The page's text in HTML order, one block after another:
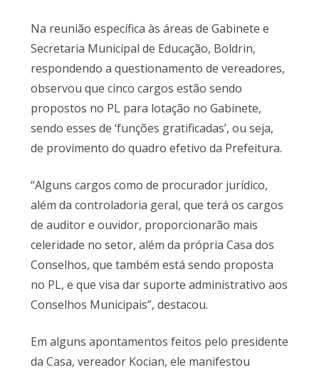
Na reunião específica às áreas de Gabinete e
Secretaria Municipal de Educação, Boldrin,
respondendo a questionamento de vereadores,
observou que cinco cargos estão sendo
propostos no PL para lotação no Gabinete,
sendo esses de ‘funções gratificadas’, ou seja,
de provimento do quadro efetivo da Prefeitura.
“Alguns cargos como de procurador jurídico,
além da controladoria geral, que terá os cargos
de auditor e ouvidor, proporcionarão mais
celeridade no setor, além da própria Casa dos
Conselhos, que também está sendo proposta
no PL, e que visa dar suporte administrativo aos
Conselhos Municipais”, destacou.
Em alguns apontamentos feitos pelo presidente
da Casa, vereador Kocian, ele manifestou